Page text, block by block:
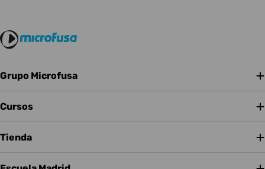
Grupo Microfusa
Cursos
Tienda